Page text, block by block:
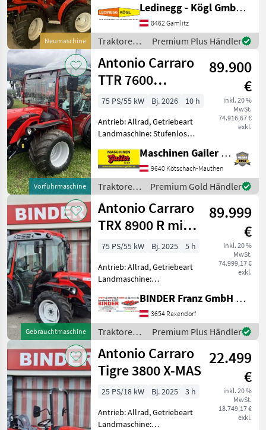
Neumaschine
ohne Kabine,
Zapfwellendrehzahl: 540,
Höchstgeschwindigkeit in
km/h: 30 km/h, Abgasstufe:
-/Stage V,
Ledinegg - Kögl GmbH - Obst- und Weinbautechnik
8462 Gamlitz
Traktoren /
Antonio
Carraro
Premium Plus Händler
Vorführmaschine
Antonio Carraro
TTR 7600
INFINITY
89.900
€
inkl. 20 %
MwSt.
74.916,67 €
exkl.
75 PS/55 kW Bj. 2026
10 h
Antrieb: Allrad, Getriebeart
Landmaschine: Stufenloses
Zapfwellendrehzahl:
540/540E,
Höchstgeschwindigkeit in
km/h: 40 km/h, Aufladung:
Turbo
Maschinen Gailer GmbH
9640 Kötschach-Mauthen
Traktoren
/ Antonio
Carraro
Premium Gold Händler
Gebrauchtmaschine
Antonio Carraro
TRX 8900 R mit
JOY + AIR-Cab
89.999
€
inkl. 20 %
MwSt.
74.999,17 €
exkl.
75 PS/55 kW Bj. 2025
5 h
Antrieb: Allrad, Getriebeart
Landmaschine:
Kabine,
Zapfwellendrehzahl:
540/750,
Höchstgeschwindigkeit in
km/h: 40 km/h, Aufladung:
Turbolader m
BINDER Franz GmbH & CoKG
3654 Raxendorf
Traktoren /
Antonio
Carraro
Premium Plus Händler
Antonio Carraro
Tigre 3800 X-MAS
22.499
€
inkl. 20 %
MwSt.
18.749,17 €
exkl.
25 PS/18 kW Bj. 2025
3 h
Antrieb: Allrad, Getriebeart
Landmaschine: